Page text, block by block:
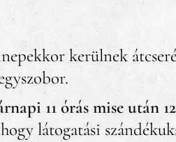
kerülnek
11 órás mise után
látogatási